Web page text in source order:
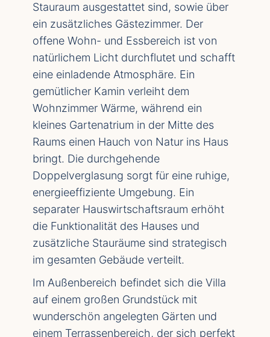
Stauraum ausgestattet sind, sowie über
ein zusätzliches Gästezimmer. Der
offene Wohn- und Essbereich ist von
natürlichem Licht durchflutet und schafft
eine einladende Atmosphäre. Ein
gemütlicher Kamin verleiht dem
Wohnzimmer Wärme, während ein
kleines Gartenatrium in der Mitte des
Raums einen Hauch von Natur ins Haus
bringt. Die durchgehende
Doppelverglasung sorgt für eine ruhige,
energieeffiziente Umgebung. Ein
separater Hauswirtschaftsraum erhöht
die Funktionalität des Hauses und
zusätzliche Stauräume sind strategisch
im gesamten Gebäude verteilt.
Im Außenbereich befindet sich die Villa
auf einem großen Grundstück mit
wunderschön angelegten Gärten und
einem Terrassenbereich, der sich perfekt